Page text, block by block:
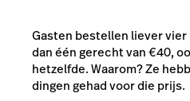
Gasten bestellen liever
dan één gerecht van €40,
hetzelfde. Waarom? Ze
dingen gehad voor die prijs.